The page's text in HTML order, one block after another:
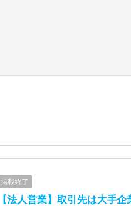
掲載終了
【法人営業】取引先は大手